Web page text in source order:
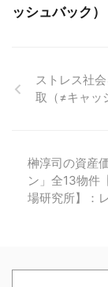
ッシュバック）
ストレス社
取（≠キャッ
榊淳司の資産
ン」全13物件
場研究所】：